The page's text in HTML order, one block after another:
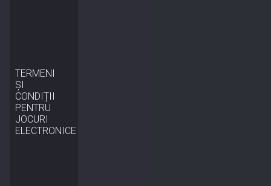
TERMENI
ȘI
CONDIȚII
PENTRU
JOCURI
ELECTRONICE